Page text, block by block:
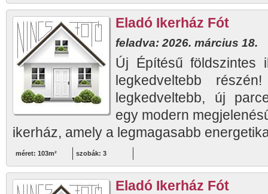
Eladó Ikerház Fót
feladva: 2026. március 18.
Új Építésű földszintes
legkedveltebb
legkedveltebb, új
egy modern
ikerház, amely a legmagasabb
méret: 103m² szobák: 3
Eladó Ikerház Fót